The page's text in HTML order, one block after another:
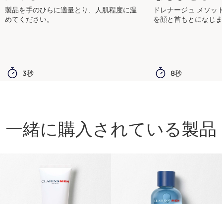
製品を手のひらに適量とり、人肌程度に温
めてください。
3秒
ドレナージュ メソッ
を顔と首もとになじ
8秒
一緒に購入されている製品